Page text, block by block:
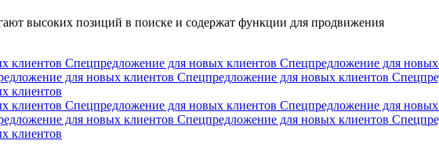
высоких позиций в поиске и содержат функции для продвижения
клиентов Спецпредложение для новых клиентов Спецпредложение для новых
для новых клиентов Спецпредложение для новых клиентов
клиентов
клиентов Спецпредложение для новых клиентов Спецпредложение для новых
для новых клиентов Спецпредложение для новых клиентов
клиентов